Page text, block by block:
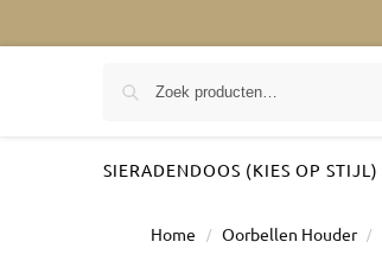
SIERADENDOOS (KIES OP STIJL)
Home / Oorbellen Houder /